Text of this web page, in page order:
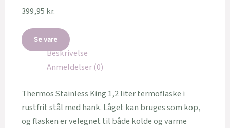
399,95 kr.
Se vare
Beskrivelse
Anmeldelser (0)
Thermos Stainless King 1,2 liter termoflaske i
rustfrit stål med hank. Låget kan bruges som kop,
og flasken er velegnet til både kolde og varme